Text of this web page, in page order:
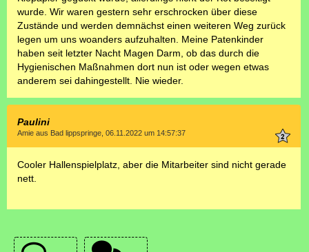
wurde. Wir waren gestern sehr erschrocken über diese
Zustände und werden demnächst einen weiteren Weg zurück
legen um uns woanders aufzuhalten. Meine Patenkinder
haben seit letzter Nacht Magen Darm, ob das durch die
Hygienischen Maßnahmen dort nun ist oder wegen etwas
anderem sei dahingestellt. Nie wieder.
Paulini
Amie aus Bad lippspringe, 06.11.2022 um 14:57:37
Cooler Hallenspielplatz, aber die Mitarbeiter sind nicht gerade
nett.